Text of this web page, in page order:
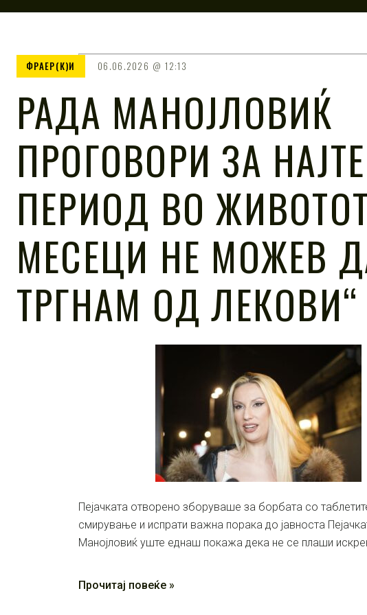
ФРАЕР(К)И 06.06.2026 12:13
РАДА МАНОЈЛОВИЌ
ПРОГОВОРИ ЗА
ПЕРИОД ВО
МЕСЕЦИ НЕ МОЖЕВ
ТРГНАМ ОД ЛЕКОВИ“
Пејачката отворено зборуваше за борбата со
смирување и испрати важна порака до јавноста
Манојловиќ уште еднаш покажа дека не се плаши
Прочитај повеќе »